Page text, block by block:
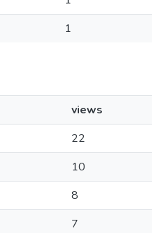
1
views
22
10
8
7